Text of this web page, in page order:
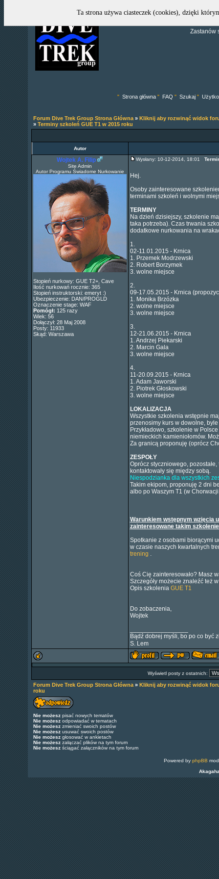
Zastanów
" Strona główna " FAQ " Szukaj "
Forum Dive Trek Group Strona Główna» Kliknij aby rozwinąć widok
» Terminy szkoleń GUE T1 w 2015 roku
Autor
Wojtek A. Filip
Site Admin
Autor Programu Świadome Nurkowanie
Stopień nurkowy: GUE T2+, Cave
Ilość nurkowań rocznie: 365
Stopień instruktorski: emeryt :)
Ubezpieczenie: DAN/PROGLD
Oznaczenie stage: WAF
Pomógł: 125 razy
Wiek: 56
Dołączył: 28 Maj 2008
Posty: 11933
Skąd: Warszawa
Wysłany: 10-12-2014, 18:01
Hej.
Osoby zainteresowane
terminami szkoleń i wolnymi
TERMINY
Na dzień dzisiejszy, szkolenie
taka potrzeba). Czas trwania
dodatkowe nurkowania na
1.
02-11.01.2015 - Krnica
1. Przemek Modrzewski
2. Robert Borzymek
3. wolne miejsce
2.
09-17.05.2015 - Krnica
1. Monika Brzózka
2. wolne miejsce
3. wolne miejsce
3.
12-21.06.2015 - Krnica
1. Andrzej Piekarski
2. Marcin Gala
3. wolne miejsce
4.
11-20.09.2015 - Krnica
1. Adam Jaworski
2. Piotrek Głoskowski
3. wolne miejsce
LOKALIZACJA
Wszystkie szkolenia wstępnie
przenosimy kurs w dowolne,
Przykładowo, szkolenie w
niemieckich kamieniołomów.
Za granicą proponuję (oprócz
ZESPOŁY
Oprócz styczniowego,
kontaktowały się między sobą.
Niespodzianka dla wszystkich
Takim ekipom, proponuję 2 dni
albo po Waszym T1 (w
Warunkiem wstępnym wzięcia
zainteresowane takim
Spotkanie z osobami biorącymi
w czasie naszych kwartalnych
trening .
Coś Cię zainteresowało? Masz
Szczegóły możecie znaleźć też
Opis szkolenia GUE T1
Do zobaczenia,
Wojtek
Bądź dobrej myśli, bo po co być
S. Lem
Wyświetl posty z ostatnich:
Forum Dive Trek Group Strona Główna» Kliknij aby rozwinąć widok
roku
Nie możeszpisać nowych tematów
Nie możeszodpowiadać w tematach
Nie możeszzmieniać swoich postów
Nie możeszusuwać swoich postów
Nie możeszgłosować w ankietach
Nie możeszzałączać plików na tym forum
Nie możeszściągać załączników na tym forum
Powered by phpBB
Ta strona używa ciasteczek (cookies), dzięki